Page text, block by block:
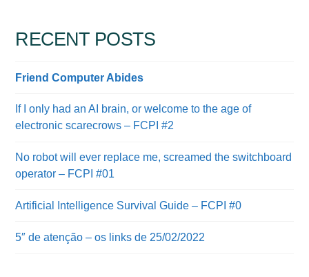
RECENT POSTS
Friend Computer Abides
If I only had an AI brain, or welcome to the age of
electronic scarecrows – FCPI #2
No robot will ever replace me, screamed the switchboard
operator – FCPI #01
Artificial Intelligence Survival Guide – FCPI #0
5″ de atenção – os links de 25/02/2022